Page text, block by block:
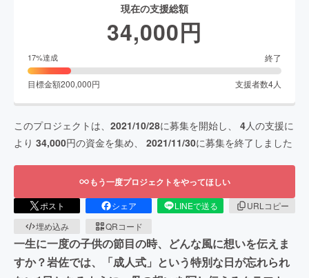
現在の支援総額
34,000円
17%達成 終了
目標金額200,000円 支援者数4人
このプロジェクトは、 2021/10/28に募集を開始し、 4人の支援に
より 34,000円の資金を集め、 2021/11/30に募集を終了しました
もう一度プロジェクトをやってほしい
ポスト シェア LINEで送る
URLコピー
埋め込み
QRコード
一生に一度の子供の節目の時、どんな風に想いを伝えま
すか？岩佐では、「成人式」という特別な日が忘れられ